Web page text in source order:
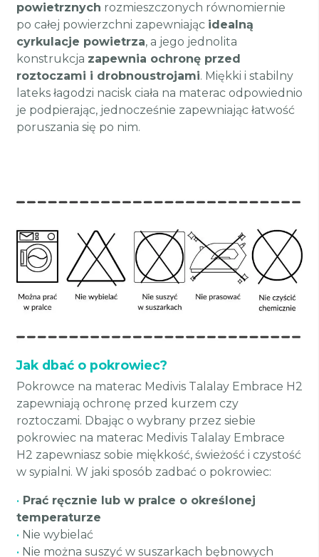
powietrznych rozmieszczonych równomiernie
po całej powierzchni zapewniając idealną
cyrkulacje powietrza, a jego jednolita
konstrukcja zapewnia ochronę przed
roztoczami i drobnoustrojami. Miękki i stabilny
lateks łagodzi nacisk ciała na materac odpowiednio
je podpierając, jednocześnie zapewniając łatwość
poruszania się po nim.
Jak dbać o pokrowiec?
Pokrowce na materac Medivis Talalay Embrace H2
zapewniają ochronę przed kurzem czy
roztoczami. Dbając o wybrany przez siebie
pokrowiec na materac Medivis Talalay Embrace
H2 zapewniasz sobie miękkość, świeżość i czystość
w sypialni. W jaki sposób zadbać o pokrowiec:
• Prać ręcznie lub w pralce o określonej
temperaturze
• Nie wybielać
• Nie można suszyć w suszarkach bębnowych